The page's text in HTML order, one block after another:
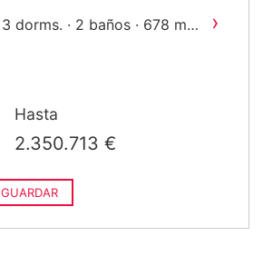
3 dorms. · 2 baños · 678 m ›
Hasta
2.350.713 €
GUARDAR